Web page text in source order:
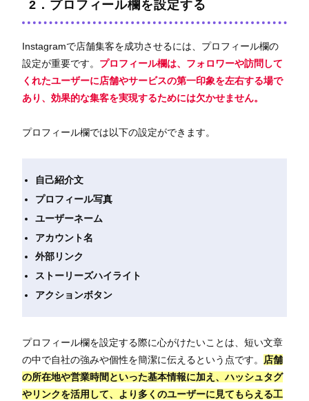
2．プロフィール欄を設定する
Instagramで店舗集客を成功させるには、プロフィール欄の
設定が重要です。 プロフィール欄は、フォロワーや訪問して
くれたユーザーに店舗やサービスの第一印象を左右する場で
あり、効果的な集客を実現するためには欠かせません。
プロフィール欄では以下の設定ができます。
自己紹介文
プロフィール写真
ユーザーネーム
アカウント名
外部リンク
ストーリーズハイライト
アクションボタン
プロフィール欄を設定する際に心がけたいことは、短い文章
の中で自社の強みや個性を簡潔に伝えるという点です。
店舗
の所在地や営業時間といった基本情報に加え、ハッシュタグ
やリンクを活用して、より多くのユーザーに見てもらえる工